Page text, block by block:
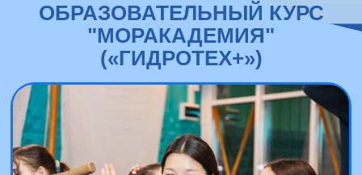
ОБРАЗОВАТЕЛЬНЫЙ КУРС
"МОРАКАДЕМИЯ"
(«ГИДРОТЕХ+»)